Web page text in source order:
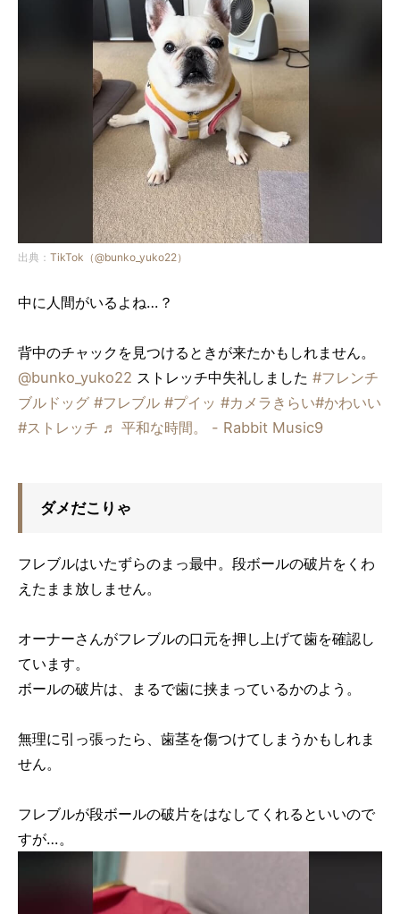
出典： TikTok（@bunko_yuko22）
中に人間がいるよね…？
背中のチャックを見つけるときが来たかもしれません。
@bunko_yuko22 ストレッチ中失礼しました #フレンチ
ブルドッグ #フレブル #プイッ #カメラきらい#かわいい
#ストレッチ ♬ 平和な時間。 - Rabbit Music9
ダメだこりゃ
フレブルはいたずらのまっ最中。段ボールの破片をくわ
えたまま放しません。
オーナーさんがフレブルの口元を押し上げて歯を確認し
ています。
ボールの破片は、まるで歯に挟まっているかのよう。
無理に引っ張ったら、歯茎を傷つけてしまうかもしれま
せん。
フレブルが段ボールの破片をはなしてくれるといいので
すが…。